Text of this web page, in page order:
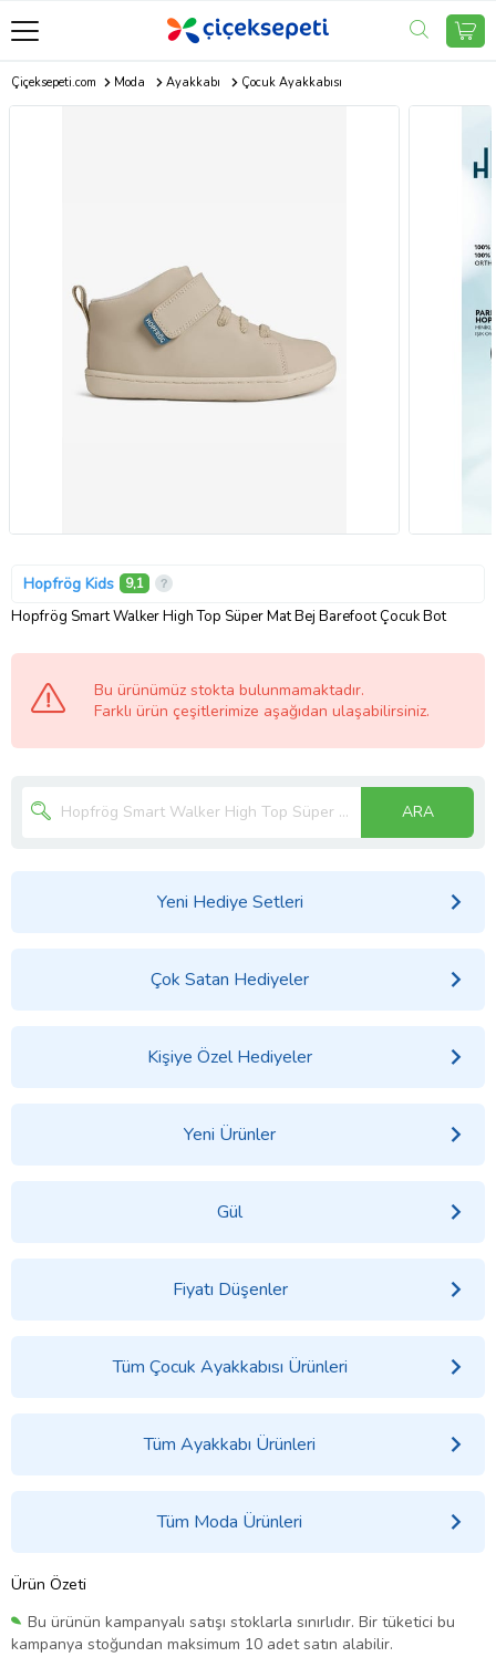
Çiçeksepeti.com Moda Ayakkabı Çocuk Ayakkabısı
Hopfrög Kids 9,1
Hopfrög Smart Walker High Top Süper Mat Bej Barefoot Çocuk Bot
Bu ürünümüz stokta bulunmamaktadır.
Farklı ürün çeşitlerimize aşağıdan ulaşabilirsiniz.
ARA
Yeni Hediye Setleri
Çok Satan Hediyeler
Kişiye Özel Hediyeler
Yeni Ürünler
Gül
Fiyatı Düşenler
Tüm Çocuk Ayakkabısı Ürünleri
Tüm Ayakkabı Ürünleri
Tüm Moda Ürünleri
Ürün Özeti
Bu ürünün kampanyalı satışı stoklarla sınırlıdır. Bir tüketici bu
kampanya stoğundan maksimum 10 adet satın alabilir.